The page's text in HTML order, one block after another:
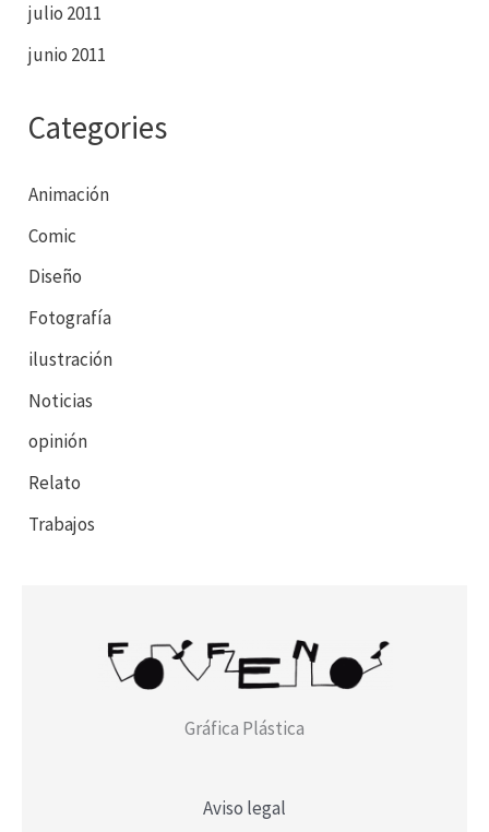
julio 2011
junio 2011
Categories
Animación
Comic
Diseño
Fotografía
ilustración
Noticias
opinión
Relato
Trabajos
Gráfica Plástica
Aviso legal